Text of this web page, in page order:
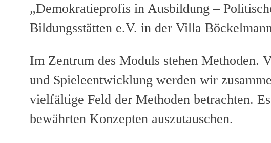
„Demokratieprofis in Ausbildung –
Bildungsstätten e.V. in der Villa
Im Zentrum des Moduls stehen Methoden.
und Spieleentwicklung werden wir
vielfältige Feld der Methoden betrachten.
bewährten Konzepten auszutauschen.